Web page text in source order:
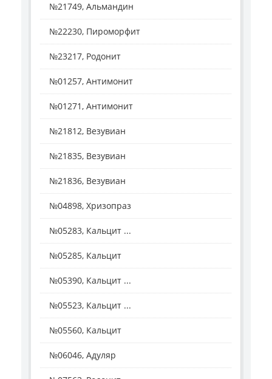
№21749, Альмандин
№22230, Пироморфит
№23217, Родонит
№01257, Антимонит
№01271, Антимонит
№21812, Везувиан
№21835, Везувиан
№21836, Везувиан
№04898, Хризопраз
№05283, Кальцит ...
№05285, Кальцит
№05390, Кальцит ...
№05523, Кальцит ...
№05560, Кальцит
№06046, Адуляр